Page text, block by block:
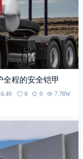
程的安全铠甲
0 0
7.78W